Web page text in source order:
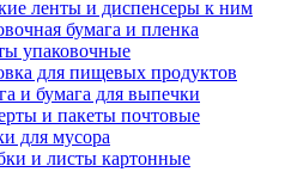
ленты и диспенсеры к ним
бумага и пленка
упаковочные
для пищевых продуктов
и бумага для выпечки
и пакеты почтовые
для мусора
и листы картонные